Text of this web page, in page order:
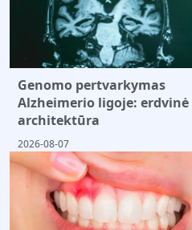
Genomo pertvarkymas
Alzheimerio ligoje: erdvinė
architektūra
2026-08-07